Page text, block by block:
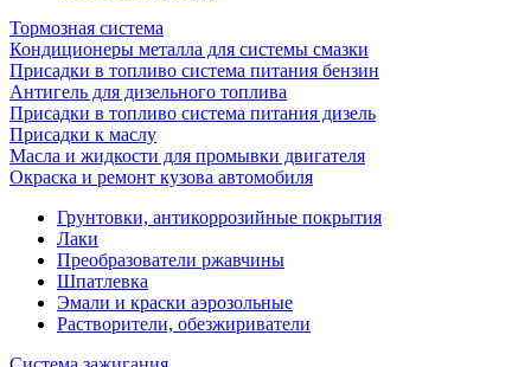
Тормозная система
Кондиционеры металла для системы смазки
Присадки в топливо система питания бензин
Антигель для дизельного топлива
Присадки в топливо система питания дизель
Присадки к маслу
Масла и жидкости для промывки двигателя
Окраска и ремонт кузова автомобиля
Грунтовки, антикоррозийные покрытия
Лаки
Преобразователи ржавчины
Шпатлевка
Эмали и краски аэрозольные
Растворители, обезжириватели